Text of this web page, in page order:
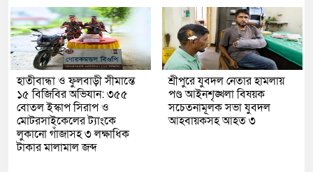
হাতীবান্ধা ও ফুলবাড়ী সীমান্তে
১৫ বিজিবির অভিযান: ৩৫৫
বোতল ইস্কাপ সিরাপ ও
মোটরসাইকেলের ট্যাংকে
লুকানো গাঁজাসহ ৩ লক্ষাধিক
টাকার মালামাল জব্দ
শ্রীপুরে যুবদল নেতার হামলায়
পণ্ড আইনশৃঙ্খলা বিষয়ক
সচেতনামূলক সভা যুবদল
আহবায়কসহ আহত ৩